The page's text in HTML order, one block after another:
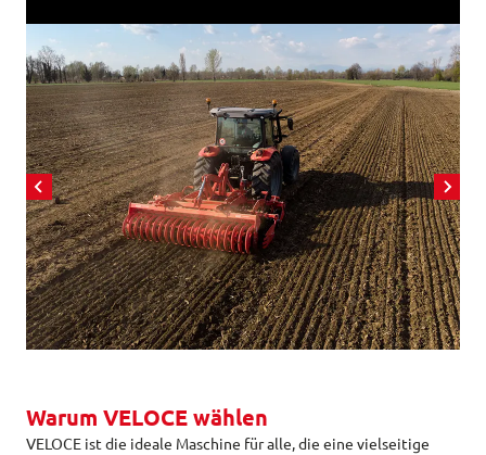
Warum VELOCE wählen
VELOCE ist die ideale Maschine für alle, die eine vielseitige